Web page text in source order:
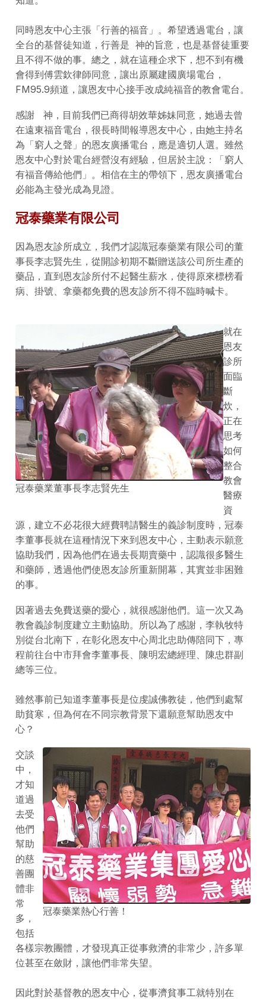
同時恩友中心主張「行善的福音」。希望透過電台，讓
全台的基督徒知道，行善是 神的旨意，也是基督徒重要
且不得不做的事。總之，就在這種企求下，想不到有機
會得到傅雲欽律師同意，讓出原屬建國廣場電台，
FM95.9頻道，讓恩友中心接手改成純福音的教會電台。
感謝 神，目前我們已商得胡效華姊妹同意，她過去曾
在遠東福音電台，很長時間報導恩友中心，由她主持名
為「窮人之聲」的恩友廣播電台，應是適切人選。雖然
恩友中心對於電台經營沒有經驗，但居於主說：「窮人
有福音傳給他們」。相信在主的帶領下，恩友廣播電台
必能為主發光成為見證。
冠泰藥業有限公司
因為恩友診所成立，我們才認識冠泰藥業有限公司的董
事長李志賢先生，從開診初期不斷贈送該公司所生產的
藥品，直到恩友診所付不起醫生薪水，使得原來標榜看
病、掛號、拿藥都免費的恩友診所不得不臨時喊卡。
冠泰藥業董事長李志賢先生
就在
恩友
診所
面臨
斷
炊，
正在
思考
如何
整合
教會
醫療
資
源，建立不必花很大經費聘請醫生的義診制度時，冠泰
李董事長就在這種情況下來到恩友中心，主動表示願意
協助我們，因為他們在過去長期賣藥中，認識很多醫生
和藥師，透過他們使恩友診所重新開幕，其實並非困難
的事。
因著過去免費送藥的愛心，就很感謝他們。這一次又為
教會義診制度建立主動協助。所以為了感謝，李執牧特
別從台北南下，在彰化恩友中心周北忠助傳陪同下，專
程前往台中市拜會李董事長、陳明宏總經理、陳忠群副
總等三位。
雖然事前已知道李董事長是位虔誠佛教徒，他們到處幫
助貧寒，但為何在不同宗教背景下還願意幫助恩友中
心？
冠泰藥業熱心行善！
交談
中，
才知
道過
去受
他們
幫助
的慈
善團
體非
常
多，
包括
各樣宗教團體，才發現真正從事救濟的非常少，許多單
位甚至在斂財，讓他們非常失望。
因此對於基督教的恩友中心，從事濟貧事工就特別在